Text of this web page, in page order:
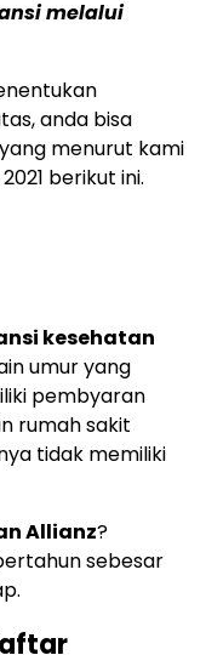
melalui
anda bisa
menurut kami
berikut ini.
kesehatan
umur yang
pembyaran
rumah sakit
tidak memiliki
Allianz?
sebesar